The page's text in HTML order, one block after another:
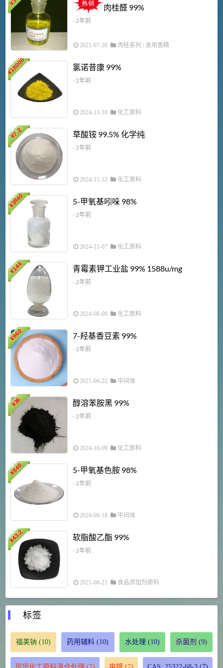
¥ 肉桂醛 99%
- 2年前
2021-07-20 肉桂系列 食用香精
¥
18000 氯诺昔康 99%
- 2年前
2024-11-18 化工原料
¥
7.2 草酸铵 99.5% 化学纯
- 2年前
2024-11-12 化工原料
¥
3840 5-甲氧基吲哚 98%
- 2年前
2024-11-07 化工原料
¥
144 青霉素钾工业盐 99% 1588u/mg
- 2年前
2024-08-09 化工原料
¥
960 7-羟基香豆素 99%
- 2年前
2021-06-22 中间体
¥
36 醇溶苯胺黑 99%
- 2年前
2024-10-09 化工原料
¥
840 5-甲氧基色胺 98%
- 2年前
2024-09-18 中间体
¥
43.2 软脂酸乙酯 99%
- 2年前
2021-06-21 食品添加剂原料
标签
福美钠 (10) 药用辅料 (10) 水处理 (10) 杀菌剂 (9)